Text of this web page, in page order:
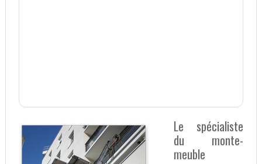
Le spécialiste
du monte-
meuble